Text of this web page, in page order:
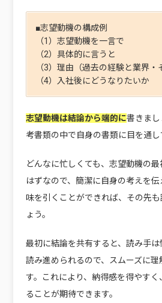
■志望動機の構成例
（1）志望動機を一言で
（2）具体的に言うと
（3）理由（過去の経験と業界・
（4）入社後にどうなりたいか
志望動機は結論から端的に書きま
考書類の中で自身の書類に目を通し
どんなに忙しくても、志望動機の
はずなので、簡潔に自身の考えを
味を引くことができれば、その先
ょう。
最初に結論を共有すると、読み手
読み進められるので、スムーズに理
す。これにより、納得感を得やす
ることが期待できます。